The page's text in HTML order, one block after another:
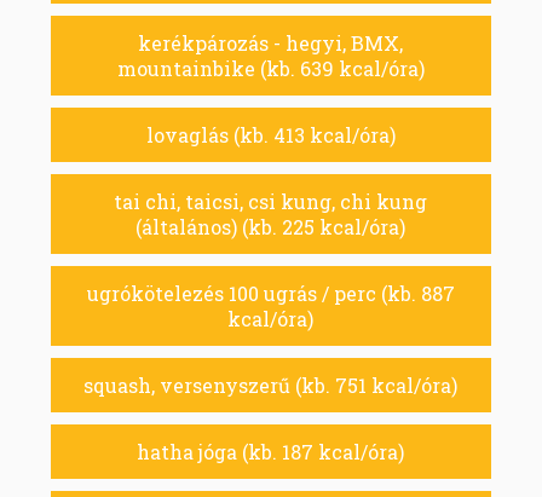
kerékpározás - hegyi, BMX,
mountainbike (kb. 639 kcal/óra)
lovaglás (kb. 413 kcal/óra)
tai chi, taicsi, csi kung, chi kung
(általános) (kb. 225 kcal/óra)
ugrókötelezés 100 ugrás / perc (kb. 887
kcal/óra)
squash, versenyszerű (kb. 751 kcal/óra)
hatha jóga (kb. 187 kcal/óra)